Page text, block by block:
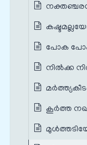
പോക
നില്‍ക്ക
കൂര്‍ത്ത